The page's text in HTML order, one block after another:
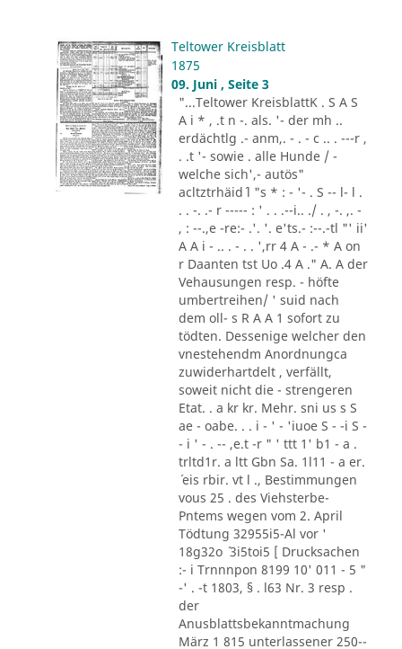
Teltower Kreisblatt
1875
09. Juni , Seite 3
"...Teltower KreisblattK . S A S
A i * , .t n -. als. '- der mh ..
erdächtlg .- anm,. - . - c .. . ---r ,
. .t '- sowie . alle Hunde / -
welche sich',- autös"
acltztrhäid´ l "s * : - '- . S -- l- l .
. . -. .- r ----- : ' . . .--i.. ./ . , -. ,. -
, : --.,e -re:- .'. '. e'ts.- :--.-tl "' ii'
A A i - .. . - . . ',rr 4 A - .- * A on
r Daanten tst Uo .4 A ." A. A der
Vehausungen resp. - höfte
umbertreihen/ ' suid nach
dem oll- s R A A 1 sofort zu
tödten. Dessenige welcher den
vnestehendm Anordnungca
zuwiderhartdelt , verfällt,
soweit nicht die - strengeren
Etat. . a kr kr. Mehr. sni us s S
ae - oabe. . . i - ' - 'iuoe S - -i S -
- i ' - . -- ,e.t -r " ' ttt 1' b1 - a .
trltd1r. a ltt Gbn Sa. 1l11 - a er.
´ eis rbir. vt l ., Bestimmungen
vous 25 . des Viehsterbe-
Pntems wegen vom 2. April
Tödtung 32955i5-Al vor '
18g32o ´ 3i5toi5 [ Drucksachen
:- i Trnnnpon 8199 10' 011 - 5 "
-' . -t 1803, § . l63 Nr. 3 resp .
der
Anusblattsbekanntmachung
März 1 815 unterlassener 250--